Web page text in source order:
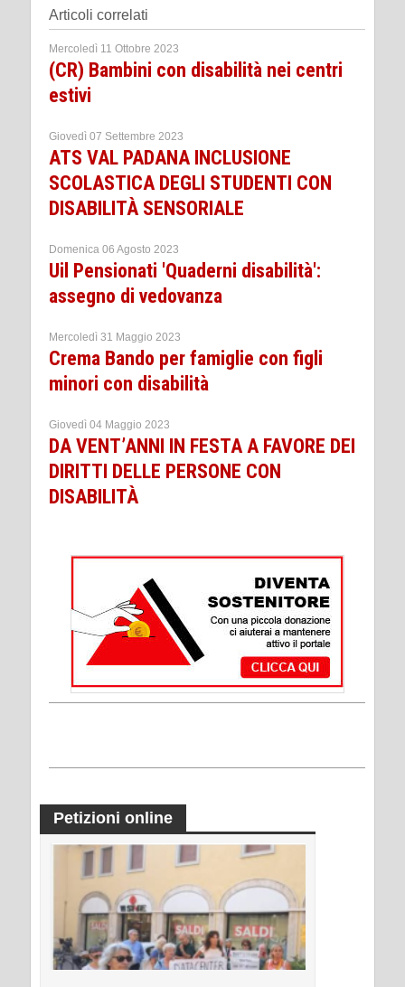
Articoli correlati
Mercoledì 11 Ottobre 2023
(CR) Bambini con disabilità nei centri
estivi
Giovedì 07 Settembre 2023
ATS VAL PADANA INCLUSIONE
SCOLASTICA DEGLI STUDENTI CON
DISABILITÀ SENSORIALE
Domenica 06 Agosto 2023
Uil Pensionati 'Quaderni disabilità':
assegno di vedovanza
Mercoledì 31 Maggio 2023
Crema Bando per famiglie con figli
minori con disabilità
Giovedì 04 Maggio 2023
DA VENT’ANNI IN FESTA A FAVORE DEI
DIRITTI DELLE PERSONE CON
DISABILITÀ
Petizioni online